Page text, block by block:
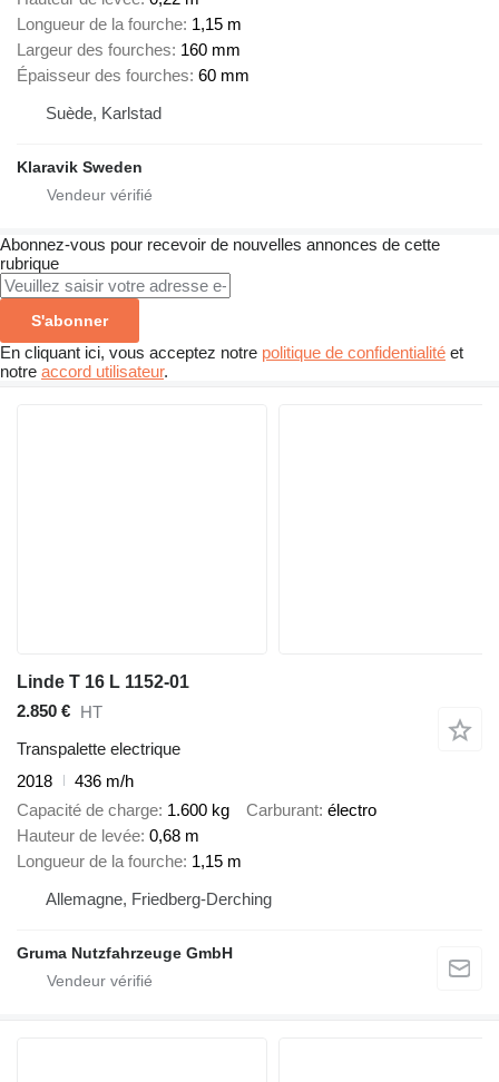
Longueur de la fourche 1,15 m
Largeur des fourches 160 mm
Épaisseur des fourches 60 mm
Suède, Karlstad
Klaravik Sweden
Abonnez-vous pour recevoir de nouvelles annonces de cette
rubrique
S'abonner
En cliquant ici, vous acceptez notre politique de confidentialité et
notre accord utilisateur.
Linde T 16 L 1152-01
2.850 € HT
Transpalette electrique
2018
436 m/h
Capacité de charge 1.600 kg Carburant électro
Hauteur de levée 0,68 m
Longueur de la fourche 1,15 m
Allemagne, Friedberg-Derching
Gruma Nutzfahrzeuge GmbH